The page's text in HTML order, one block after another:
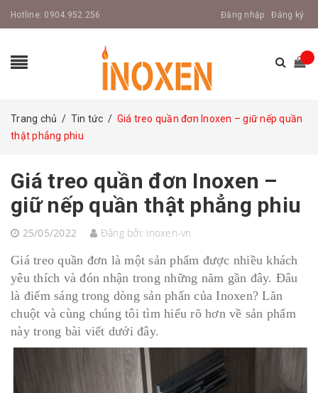
Hotline: 0904.952.256 Đăng nhập Đăng ký
Trang chủ / Tin tức / Giá treo quần đơn Inoxen – giữ nếp quần
thật phẳng phiu
Giá treo quần đơn Inoxen –
giữ nếp quần thật phẳng phiu
25/05/2022 Đăng bởi: inoxen-vn
Giá treo quần đơn là một sản phẩm được nhiều khách
yêu thích và đón nhận trong những năm gần đây. Đâu
là điểm sáng trong dòng sản phẩn của Inoxen? Lăn
chuột và cùng chúng tôi tìm hiểu rõ hơn về sản phẩm
này trong bài viết dưới đây.